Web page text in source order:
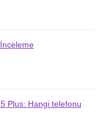
Plus: Hangi telefonu